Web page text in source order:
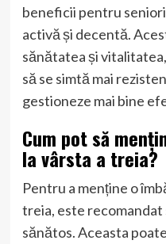
beneficii pentru
activă și decentă.
sănătatea și
să se simtă mai
gestioneze mai bine
Cum pot să
la vârsta a treia?
Pentru a menține o
treia, este recomandat
sănătos. Aceasta